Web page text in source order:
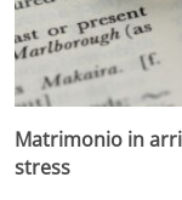
Matrimonio in
stress